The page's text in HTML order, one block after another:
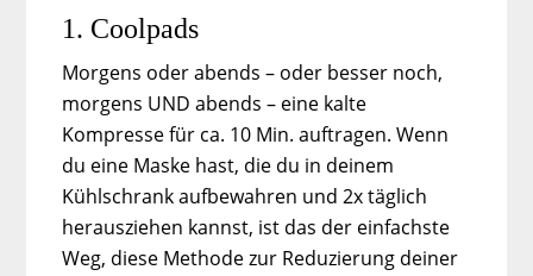
1. Coolpads
Morgens oder abends – oder besser noch,
morgens UND abends – eine kalte
Kompresse für ca. 10 Min. auftragen. Wenn
du eine Maske hast, die du in deinem
Kühlschrank aufbewahren und 2x täglich
herausziehen kannst, ist das der einfachste
Weg, diese Methode zur Reduzierung deiner